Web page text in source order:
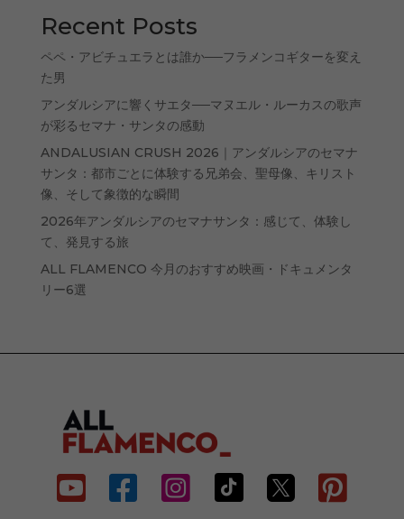
Recent Posts
ペペ・アビチュエラとは誰か──フラメンコギターを変え
た男
アンダルシアに響くサエタ──マヌエル・ルーカスの歌声
が彩るセマナ・サンタの感動
ANDALUSIAN CRUSH 2026｜アンダルシアのセマナ
サンタ：都市ごとに体験する兄弟会、聖母像、キリスト
像、そして象徴的な瞬間
2026年アンダルシアのセマナサンタ：感じて、体験し
て、発見する旅
ALL FLAMENCO 今月のおすすめ映画・ドキュメンタ
リー6選
     